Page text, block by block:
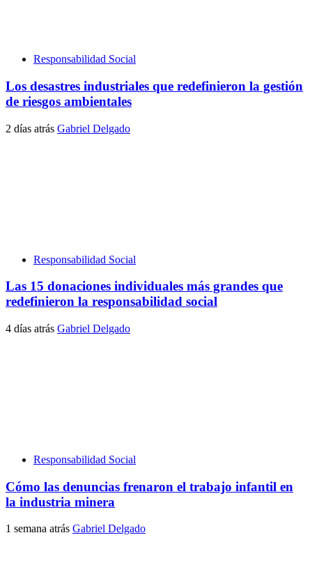
Responsabilidad Social
Los desastres industriales que redefinieron la gestión
de riesgos ambientales
2 días atrás Gabriel Delgado
Responsabilidad Social
Las 15 donaciones individuales más grandes que
redefinieron la responsabilidad social
4 días atrás Gabriel Delgado
Responsabilidad Social
Cómo las denuncias frenaron el trabajo infantil en
la industria minera
1 semana atrás Gabriel Delgado